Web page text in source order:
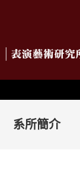
系所簡介